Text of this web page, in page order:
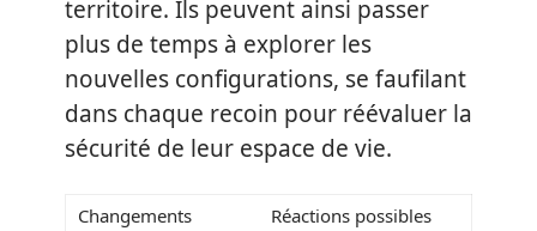
territoire. Ils peuvent ainsi passer
plus de temps à explorer les
nouvelles configurations, se faufilant
dans chaque recoin pour réévaluer la
sécurité de leur espace de vie.
Changements
Réactions possibles